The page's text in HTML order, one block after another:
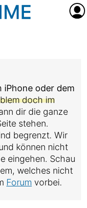
iPhone oder dem
doch im
dir die ganze
stehen.
begrenzt. Wir
können nicht
eingehen. Schau
welches nicht
Forum vorbei.